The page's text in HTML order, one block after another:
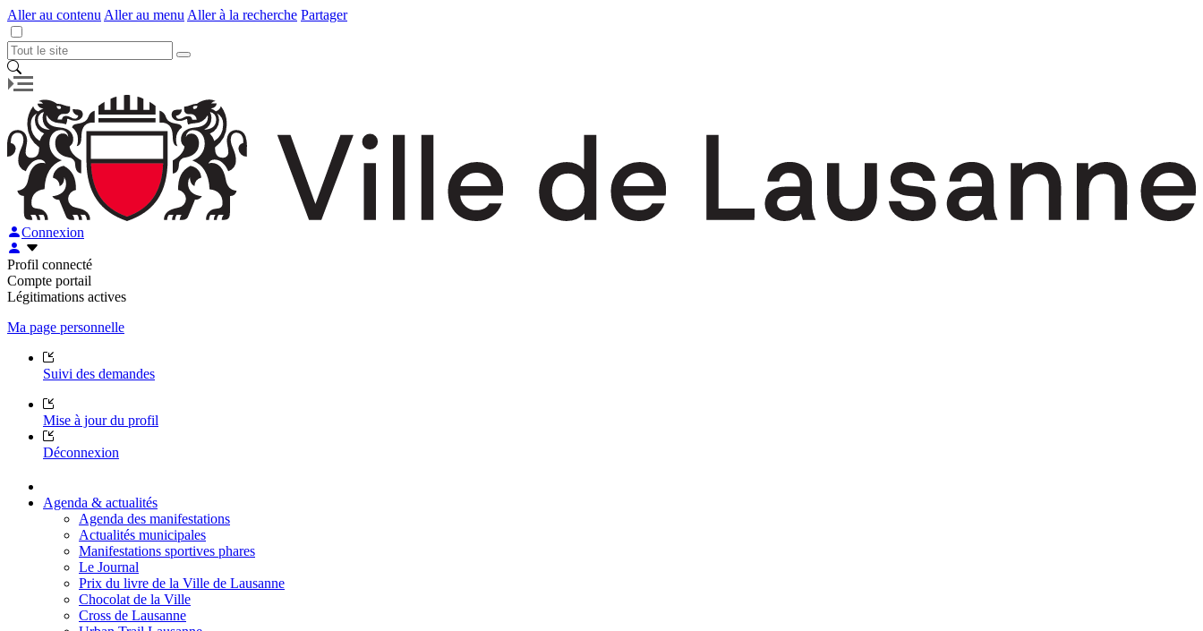
Aller au contenu Aller au menu Aller à la recherche Partager
Connexion
Profil connecté
Compte portail
Légitimations actives
Ma page personnelle
Suivi des demandes
Mise à jour du profil
Déconnexion
Agenda & actualités
Agenda des manifestations
Actualités municipales
Manifestations sportives phares
Le Journal
Prix du livre de la Ville de Lausanne
Chocolat de la Ville
Cross de Lausanne